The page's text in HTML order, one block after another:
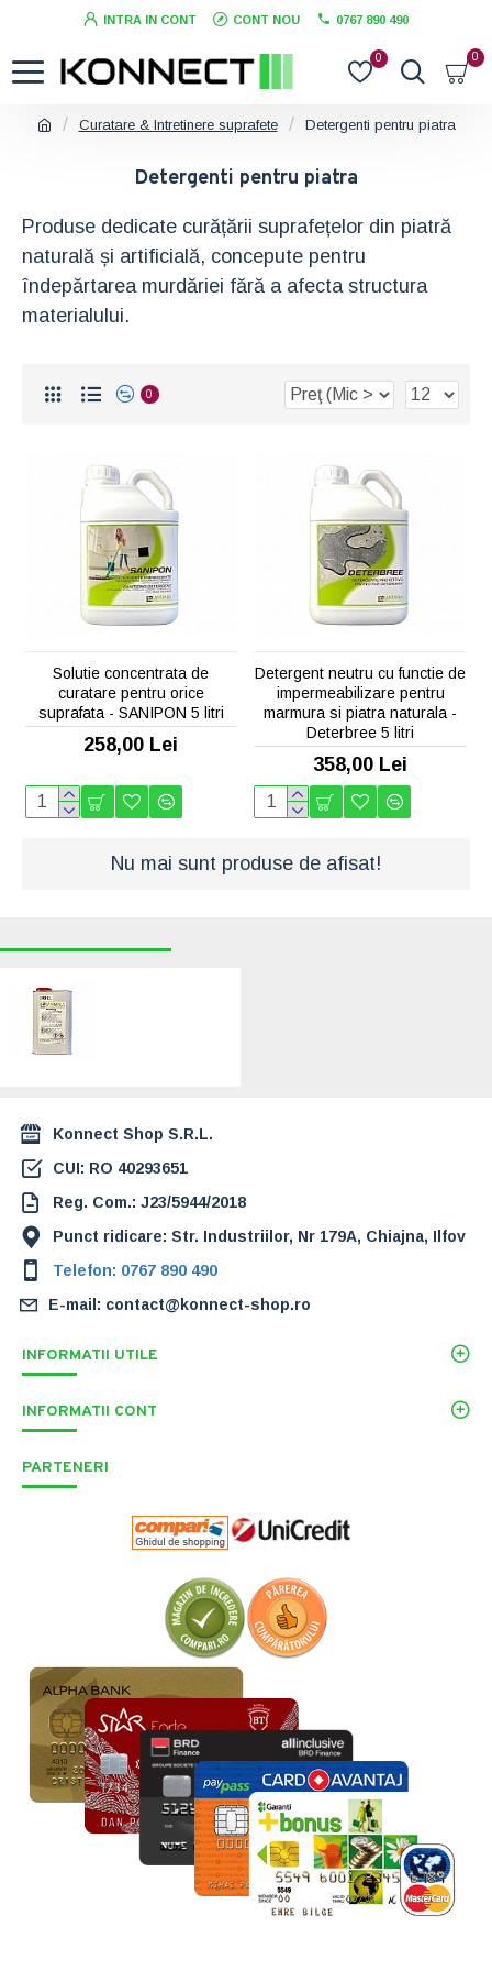
INTRA IN CONT CONT NOU 0767 890 490
0 0
Curatare & Intretinere suprafete Detergenti pentru piatra
Detergenti pentru piatra
Produse dedicate curățării suprafețelor din piatră
naturală și artificială, concepute pentru
îndepărtarea murdăriei fără a afecta structura
materialului.
0
Solutie concentrata de
curatare pentru orice
suprafata - SANIPON 5 litri
258,00 Lei
Detergent neutru cu functie de
impermeabilizare pentru
marmura si piatra naturala -
Deterbree 5 litri
358,00 Lei
Nu mai sunt produse de afisat!
Konnect Shop S.R.L.
CUI: RO 40293651
Reg. Com.: J23/5944/2018
Punct ridicare: Str. Industriilor, Nr 179A, Chiajna, Ilfov
Telefon: 0767 890 490
E-mail: contact@konnect-shop.ro
INFORMATII UTILE
INFORMATII CONT
PARTENERI